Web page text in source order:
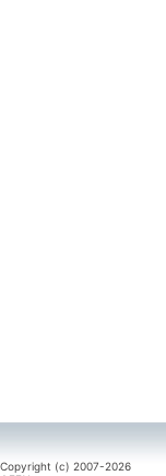
Copyright (c) 2007-2026